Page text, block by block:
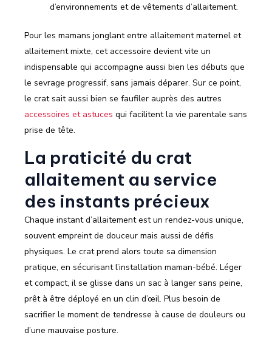
d’environnements et de vêtements d’allaitement.
Pour les mamans jonglant entre allaitement maternel et
allaitement mixte, cet accessoire devient vite un
indispensable qui accompagne aussi bien les débuts que
le sevrage progressif, sans jamais déparer. Sur ce point,
le crat sait aussi bien se faufiler auprès des autres
accessoires et astuces qui facilitent la vie parentale sans
prise de tête.
La praticité du crat
allaitement au service
des instants précieux
Chaque instant d’allaitement est un rendez-vous unique,
souvent empreint de douceur mais aussi de défis
physiques. Le crat prend alors toute sa dimension
pratique, en sécurisant l’installation maman-bébé. Léger
et compact, il se glisse dans un sac à langer sans peine,
prêt à être déployé en un clin d’œil. Plus besoin de
sacrifier le moment de tendresse à cause de douleurs ou
d’une mauvaise posture.